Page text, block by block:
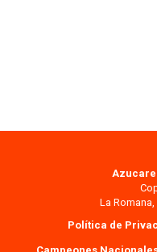
La
Política de